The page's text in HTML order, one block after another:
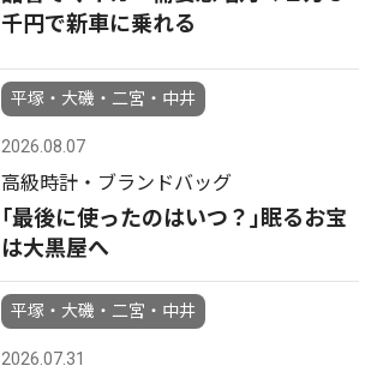
千円で新車に乗れる
平塚・大磯・二宮・中井
2026.08.07
高級時計・ブランドバッグ
｢最後に使ったのはいつ？｣眠るお宝
は大黒屋へ
平塚・大磯・二宮・中井
2026.07.31